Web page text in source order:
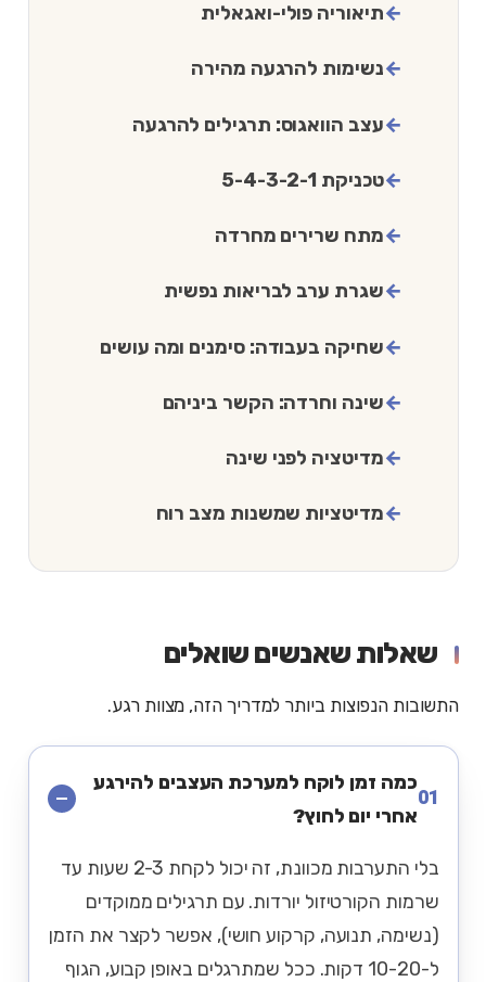
תיאוריה פולי-ואגאלית
נשימות להרגעה מהירה
עצב הוואגוס: תרגילים להרגעה
טכניקת 5-4-3-2-1
מתח שרירים מחרדה
שגרת ערב לבריאות נפשית
שחיקה בעבודה: סימנים ומה עושים
שינה וחרדה: הקשר ביניהם
מדיטציה לפני שינה
מדיטציות שמשנות מצב רוח
שאלות שאנשים שואלים
התשובות הנפוצות ביותר למדריך הזה, מצוות רגע.
01
כמה זמן לוקח למערכת העצבים להירגע
אחרי יום לחוץ?
בלי התערבות מכוונת, זה יכול לקחת 2-3 שעות עד
שרמות הקורטיזול יורדות. עם תרגילים ממוקדים
(נשימה, תנועה, קרקוע חושי), אפשר לקצר את הזמן
ל-10-20 דקות. ככל שמתרגלים באופן קבוע, הגוף